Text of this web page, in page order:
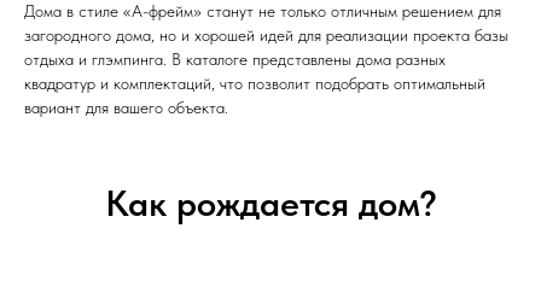
Дома в стиле «А-фрейм» станут не только отличным решением для
загородного дома, но и хорошей идей для реализации проекта базы
отдыха и глэмпинга. В каталоге представлены дома разных
квадратур и комплектаций, что позволит подобрать оптимальный
вариант для вашего объекта.
Как рождается дом?